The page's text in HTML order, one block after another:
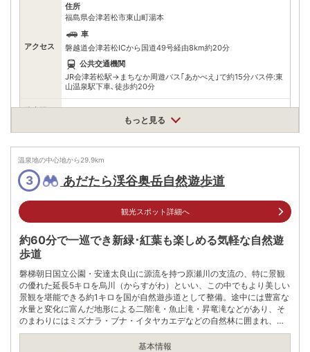
アクセス
住所
福島県会津若松市東山町湯本
車
磐越道会津若松ICから国道49号経由8km約20分
公共交通機関
JR会津若松駅→まちなか周遊バス｢あかべえ｣で約15分バス停:東
山温泉駅下車､徒歩約20分
駐車場 情報なし
0242391251
※問い合わせ先：会津若松市観光課
※ 掲載情報は変更になる場合があります。最新の内容はご利用前にご自身でお
問合せください。
※ 料金情報は税込・税抜表記が混ざっております。正しい金額はご利用前にご
自身でお問合せください。
もっと見る
温泉地の中心地から29.9km
3 あだたら渓谷奥岳自然遊歩道
観光スポット詳細へ
約60分で一巡でき新緑･紅葉も楽しめる気軽な自然遊
歩道
磐梯朝日国立公園・安達太良山に源流を持つ原瀬川の支流の、特に景観
の優れた延長5キロを烏川（からすがわ）といい、この中でもより美しい
景観を堪能できる約1キロを国が自然遊歩道として整備。途中には豊富な
水量と変化に富んだ地形による二階滝・魚止滝・昇竜滝などがあり、そ
のまわりにはミズナラ・ブナ・イタヤカエデなどの自然林に囲まれ、見
事な景観を呈している。遊歩道は約1時間程で一巡でき、新緑や紅葉を手
軽に堪能できる福島の人気スポットだ。
基本情報